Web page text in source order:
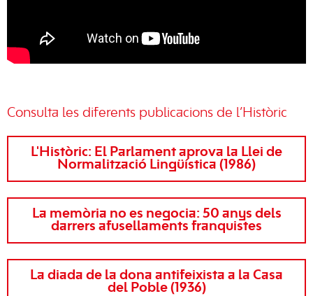
Consulta les diferents publicacions de l’Històric
L'Històric: El Parlament aprova la Llei de
Normalització Lingüística (1986)
La memòria no es negocia: 50 anys dels
darrers afusellaments franquistes
La diada de la dona antifeixista a la Casa
del Poble (1936)